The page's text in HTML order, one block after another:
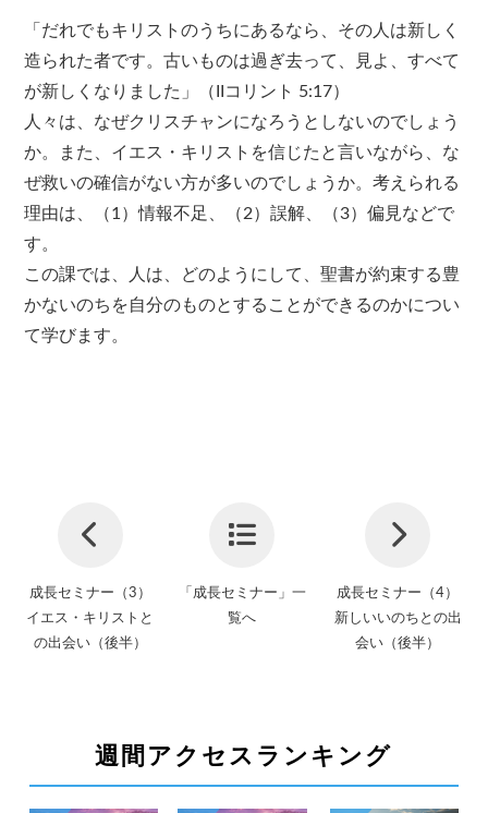
「だれでもキリストのうちにあるなら、その人は新しく
造られた者です。古いものは過ぎ去って、見よ、すべて
が新しくなりました」（IIコリント 5:17）
人々は、なぜクリスチャンになろうとしないのでしょう
か。また、イエス・キリストを信じたと言いながら、な
ぜ救いの確信がない方が多いのでしょうか。考えられる
理由は、（1）情報不足、（2）誤解、（3）偏見などで
す。
この課では、人は、どのようにして、聖書が約束する豊
かないのちを自分のものとすることができるのかについ
て学びます。
成長セミナー（3）
イエス・キリストと
の出会い（後半）
「成長セミナー」一
覧へ
成長セミナー（4）
新しいいのちとの出
会い（後半）
週間アクセスランキング